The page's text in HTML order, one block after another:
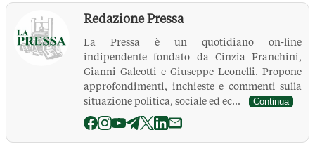
Redazione Pressa
La Pressa è un quotidiano on-line
indipendente fondato da Cinzia Franchini,
Gianni Galeotti e Giuseppe Leonelli. Propone
approfondimenti, inchieste e commenti sulla
situazione politica, sociale ed ec...
Continua